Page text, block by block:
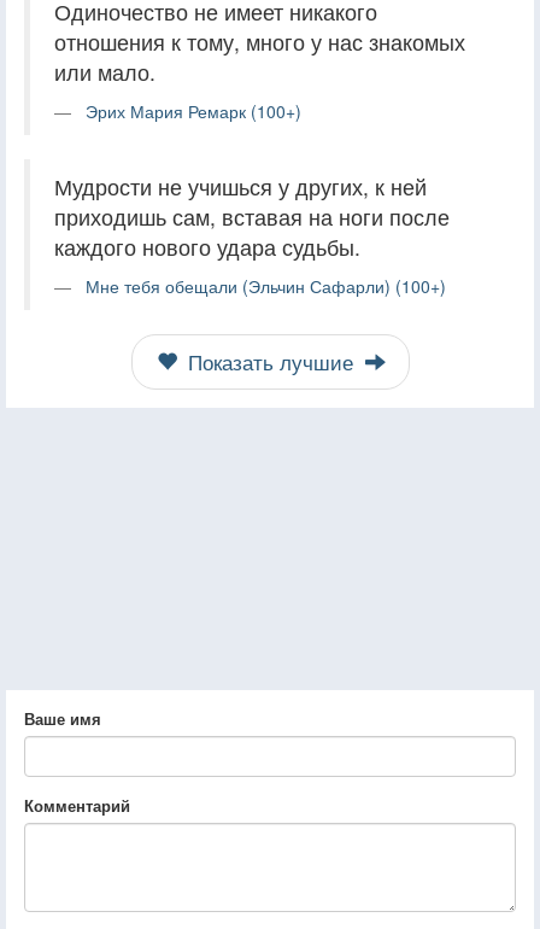
Одиночество не имеет никакого
отношения к тому, много у нас знакомых
или мало.
Эрих Мария Ремарк (100+)
Мудрости не учишься у других, к ней
приходишь сам, вставая на ноги после
каждого нового удара судьбы.
Мне тебя обещали (Эльчин Сафарли) (100+)
Показать лучшие
Ваше имя
Комментарий